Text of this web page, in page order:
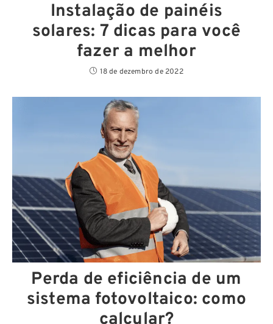
Instalação de painéis
solares: 7 dicas para você
fazer a melhor
18 de dezembro de 2022
Perda de eficiência de um
sistema fotovoltaico: como